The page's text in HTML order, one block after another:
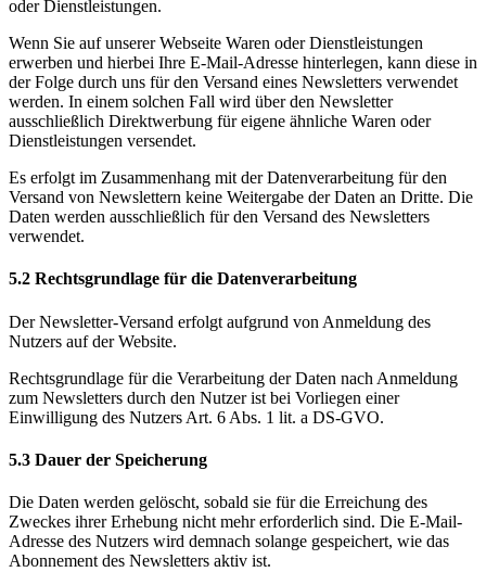
oder Dienstleistungen.
Wenn Sie auf unserer Webseite Waren oder Dienstleistungen
erwerben und hierbei Ihre E-Mail-Adresse hinterlegen, kann diese in
der Folge durch uns für den Versand eines Newsletters verwendet
werden. In einem solchen Fall wird über den Newsletter
ausschließlich Direktwerbung für eigene ähnliche Waren oder
Dienstleistungen versendet.
Es erfolgt im Zusammenhang mit der Datenverarbeitung für den
Versand von Newslettern keine Weitergabe der Daten an Dritte. Die
Daten werden ausschließlich für den Versand des Newsletters
verwendet.
5.2 Rechtsgrundlage für die Datenverarbeitung
Der Newsletter-Versand erfolgt aufgrund von Anmeldung des
Nutzers auf der Website.
Rechtsgrundlage für die Verarbeitung der Daten nach Anmeldung
zum Newsletters durch den Nutzer ist bei Vorliegen einer
Einwilligung des Nutzers Art. 6 Abs. 1 lit. a DS-GVO.
5.3 Dauer der Speicherung
Die Daten werden gelöscht, sobald sie für die Erreichung des
Zweckes ihrer Erhebung nicht mehr erforderlich sind. Die E-Mail-
Adresse des Nutzers wird demnach solange gespeichert, wie das
Abonnement des Newsletters aktiv ist.